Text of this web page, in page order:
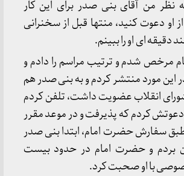
نظر من آقای بنی‌ صدر برای این کار
دعوت کنید، منتها قبل از سخنرانی
ای او را ببینم.
مرخص شدم و ترتیب مراسم را دادم و
این مورد منتشر کردم و به بنی صدر هم
انقلاب عضویت داشت، تلفن کردم
دعوتش کردم که پذیرفت و در موعد مقرر
سفارش حضرت امام، ابتدا بنی صدر
بردم و حضرت امام در حدود بیست
با او صحبت کرد.